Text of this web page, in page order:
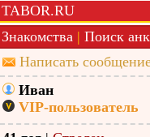
TABOR.RU
Знакомства | Поиск
Написать
Иван
VIP-пользователь